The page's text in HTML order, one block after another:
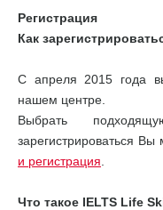
Регистрация
Как
C апреля 2015 года
нашем центре.
Выбрать
зарегистрироваться
и регистрация
Что такое IELTS Life